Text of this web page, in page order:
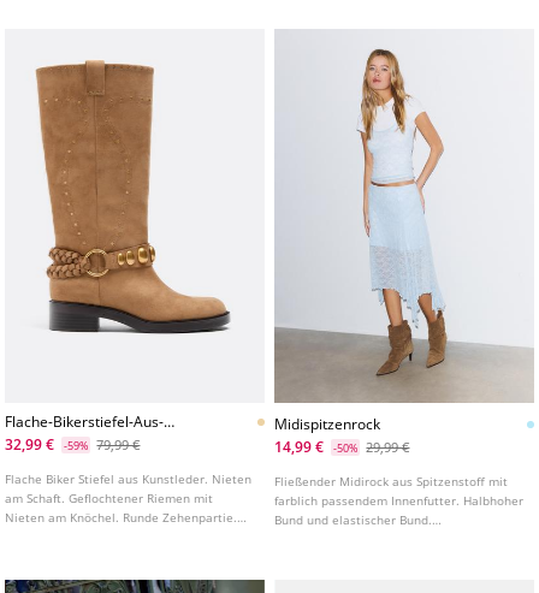
Flache-Bikerstiefel-Aus-
Kunstleder
32,99 € -59% 79,99 €
Flache Biker Stiefel aus Kunstleder. Nieten
am Schaft. Geflochtener Riemen mit
Nieten am Knöchel. Runde Zehenpartie.
Midispitzenrock
14,99 €
-50% 29,99 €
Fließender Midirock aus Spitzenstoff mit
farblich passendem Innenfutter. Halbhoher
Bund und elastischer Bund.